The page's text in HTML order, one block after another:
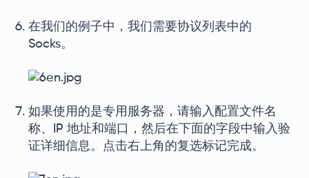
在我们的例子中，我们需要协议列表中的
Socks。
如果使用的是专用服务器，请输入配置文件名
称、IP 地址和端口，然后在下面的字段中输入验
证详细信息。点击右上角的复选标记完成。